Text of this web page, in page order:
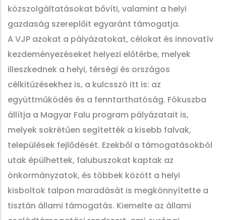
közszolgáltatásokat bővíti, valamint a helyi
gazdaság szereplőit egyaránt támogatja.
A VJP azokat a pályázatokat, célokat és innovatív
kezdeményezéseket helyezi előtérbe, melyek
illeszkednek a helyi, térségi és országos
célkitűzésekhez is, a kulcsszó itt is: az
együttműködés és a fenntarthatóság. Fókuszba
állítja a Magyar Falu program pályázatait is,
melyek sokrétűen segítették a kisebb falvak,
települések fejlődését. Ezekből a támogatásokból
utak épülhettek, falubuszokat kaptak az
önkormányzatok, és többek között a helyi
kisboltok talpon maradását is megkönnyítette a
tisztán állami támogatás. Kiemelte az állami